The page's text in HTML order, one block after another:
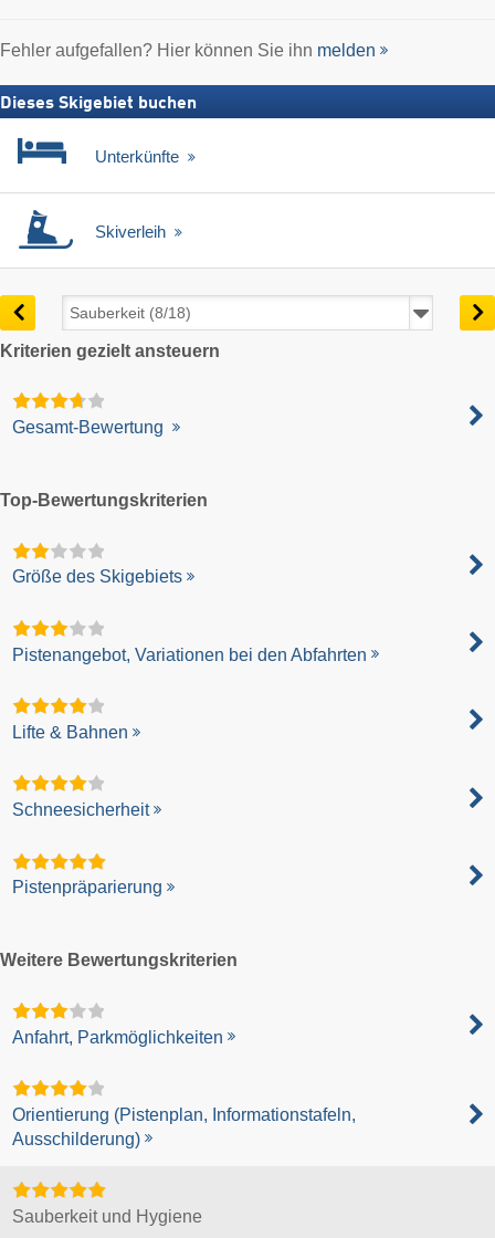
Fehler aufgefallen? Hier können Sie ihn melden
Dieses Skigebiet buchen
Unterkünfte
Skiverleih
Kriterien gezielt ansteuern
Gesamt-Bewertung
Top-Bewertungskriterien
Größe des Skigebiets
Pistenangebot, Variationen bei den Abfahrten
Lifte & Bahnen
Schneesicherheit
Pistenpräparierung
Weitere Bewertungskriterien
Anfahrt, Parkmöglichkeiten
Orientierung (Pistenplan, Informationstafeln,
Ausschilderung)
Sauberkeit und Hygiene